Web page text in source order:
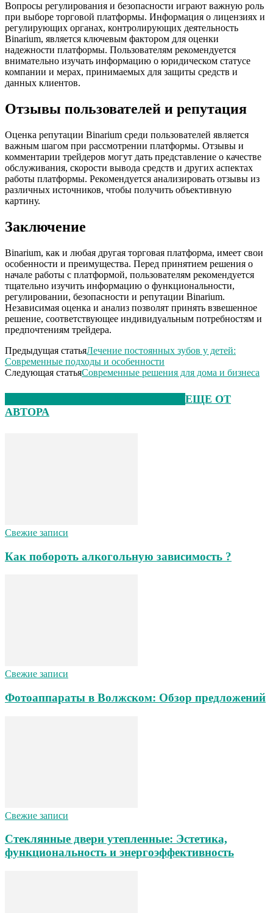
Вопросы регулирования и безопасности играют важную роль
при выборе торговой платформы. Информация о лицензиях и
регулирующих органах, контролирующих деятельность
Binarium, является ключевым фактором для оценки
надежности платформы. Пользователям рекомендуется
внимательно изучать информацию о юридическом статусе
компании и мерах, принимаемых для защиты средств и
данных клиентов.
Отзывы пользователей и репутация
Оценка репутации Binarium среди пользователей является
важным шагом при рассмотрении платформы. Отзывы и
комментарии трейдеров могут дать представление о качестве
обслуживания, скорости вывода средств и других аспектах
работы платформы. Рекомендуется анализировать отзывы из
различных источников, чтобы получить объективную
картину.
Заключение
Binarium, как и любая другая торговая платформа, имеет свои
особенности и преимущества. Перед принятием решения о
начале работы с платформой, пользователям рекомендуется
тщательно изучить информацию о функциональности,
регулировании, безопасности и репутации Binarium.
Независимая оценка и анализ позволят принять взвешенное
решение, соответствующее индивидуальным потребностям и
предпочтениям трейдера.
Предыдущая статьяЛечение постоянных зубов у детей:
Современные подходы и особенности
Следующая статьяСовременные решения для дома и бизнеса
ЕЩЕ ОТ
АВТОРА
Свежие записи
Как побороть алкогольную зависимость ?
Свежие записи
Фотоаппараты в Волжском: Обзор предложений
Свежие записи
Стеклянные двери утепленные: Эстетика,
функциональность и энергоэффективность